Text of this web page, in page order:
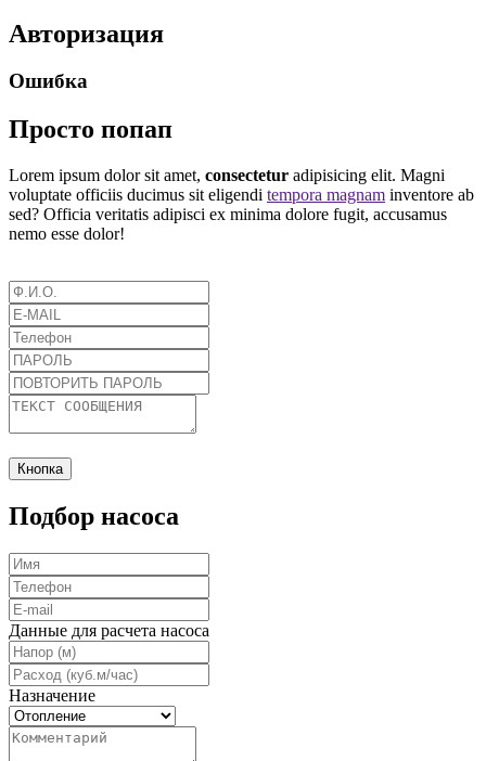
Авторизация
Ошибка
Просто попап
Lorem ipsum dolor sit amet, consectetur adipisicing elit. Magni
voluptate officiis ducimus sit eligendi tempora magnam inventore ab
sed? Officia veritatis adipisci ex minima dolore fugit, accusamus
nemo esse dolor!
Кнопка
Подбор насоса
Данные для расчета насоса
Назначение